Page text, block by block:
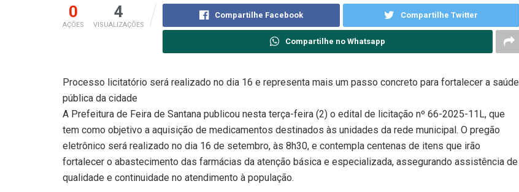
0
AÇÕES
4
VISUALIZAÇÕES
Compartilhe Facebook Compartilhe Twitter
Compartilhe no Whatsapp
Processo licitatório será realizado no dia 16 e representa mais um passo concreto para fortalecer a saúde
pública da cidade
A Prefeitura de Feira de Santana publicou nesta terça-feira (2) o edital de licitação nº 66-2025-11L, que
tem como objetivo a aquisição de medicamentos destinados às unidades da rede municipal. O pregão
eletrônico será realizado no dia 16 de setembro, às 8h30, e contempla centenas de itens que irão
fortalecer o abastecimento das farmácias da atenção básica e especializada, assegurando assistência de
qualidade e continuidade no atendimento à população.